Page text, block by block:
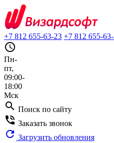
+7 812 655-63-23 +7 812 655-
query_builder
Пн-
пт,
09:00-
18:00
Мск
search Поиск по сайту
phone_in_talk Заказать звонок
refresh Загрузить обновления